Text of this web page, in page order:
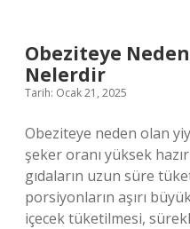
Obeziteye
Nelerdir
Tarih: Ocak 21, 2025
Obeziteye neden olan
şeker oranı yüksek
gıdaların uzun süre
porsiyonların aşırı
içecek tüketilmesi,